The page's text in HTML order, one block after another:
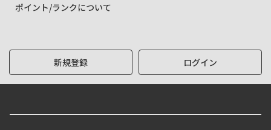
ポイント/ランクについて
新規登録 ログイン